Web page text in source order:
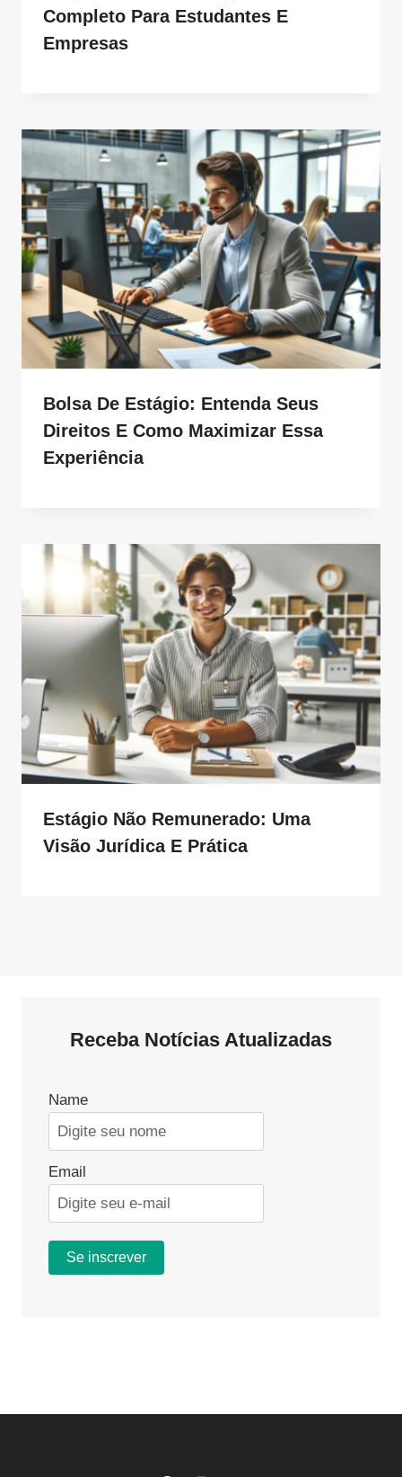
Completo Para Estudantes E
Empresas
Bolsa De Estágio: Entenda Seus
Direitos E Como Maximizar Essa
Experiência
Estágio Não Remunerado: Uma
Visão Jurídica E Prática
Receba Notícias Atualizadas
Name
Email